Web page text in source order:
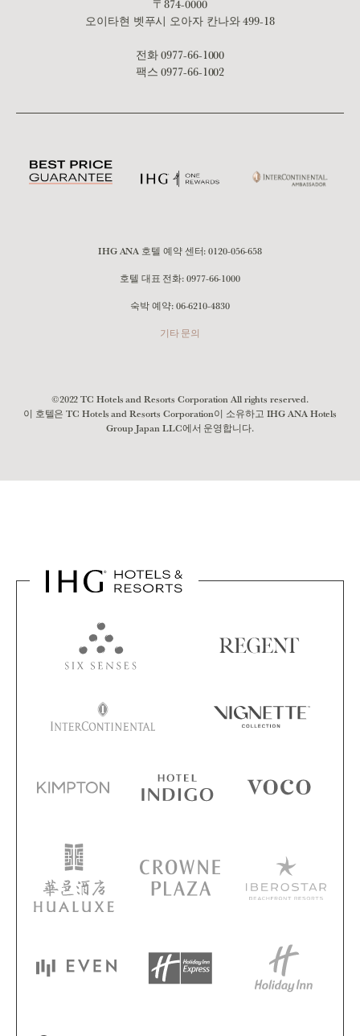
〒874-0000
오이타현 벳푸시 오아자 칸나와 499-18
전화0977-66-1000
팩스 0977-66-1002
IHG ANA 호텔 예약 센터:0120-056-658
호텔 대표 전화:0977-66-1000
숙박 예약:06-6210-4830
기타 문의
©2022 TC Hotels and Resorts Corporation All rights reserved.
이 호텔은 TC Hotels and Resorts Corporation이 소유하고 IHG ANA Hotels
Group Japan LLC에서 운영합니다.